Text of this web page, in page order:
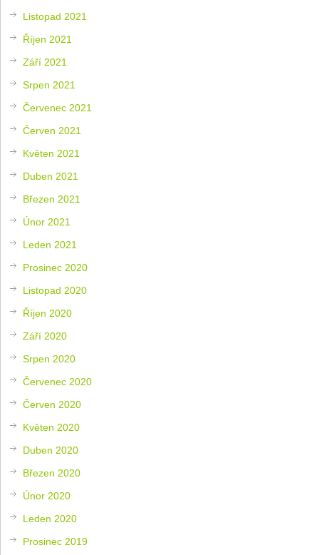
Listopad 2021
Říjen 2021
Září 2021
Srpen 2021
Červenec 2021
Červen 2021
Květen 2021
Duben 2021
Březen 2021
Únor 2021
Leden 2021
Prosinec 2020
Listopad 2020
Říjen 2020
Září 2020
Srpen 2020
Červenec 2020
Červen 2020
Květen 2020
Duben 2020
Březen 2020
Únor 2020
Leden 2020
Prosinec 2019